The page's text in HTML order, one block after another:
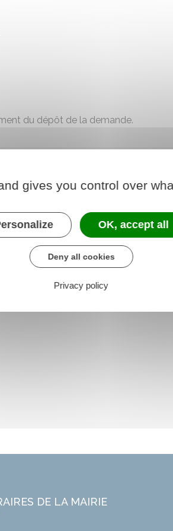
du dépôt de la demande.
DE LA MAIRIE
gives you control over
OK, accept all
Deny all cookies
Privacy policy